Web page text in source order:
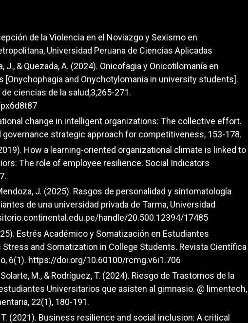
de la Violencia en el Noviazgo y Sexismo en
Universidad Peruana de Ciencias Aplicadas
J., & Quezada, A. (2024). Onicofagia y Onicotilomanía en
[Onychophagia and Onychotylomania in university students].
ciencias de la salud,3,265-271.
change in intelligent organizations: The collective effort.
governance strategic approach for competitiveness, 153-178.
How a learning-oriented organizational climate is linked to
The role of employee resilience. Social Indicators
J. (2025). Rasgos de personalidad y sintomatología
de una universidad privada de Tarma, Universidad
handle/20.500.12394/17485
Estrés Académico y Somatización en Estudiantes
and Somatization in College Students. Revista Científica
6(1). https://doi.org/10.60100/rcmg.v6i1.706
M., & Rodríguez, T. (2024). Riesgo de Trastornos de la
Universitarios que asisten al gimnasio. @ limentech,
22(1), 180-191.
T. (2021). Business resilience and social inclusion: A critical